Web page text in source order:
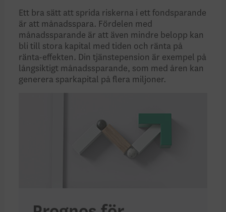
Ett bra sätt att sprida riskerna i ett fondsparande
är att månadsspara. Fördelen med
månadssparande är att även mindre belopp kan
bli till stora kapital med tiden och ränta på
ränta-effekten. Din tjänstepension är exempel på
långsiktigt månadssparande, som med åren kan
generera sparkapital på flera miljoner.